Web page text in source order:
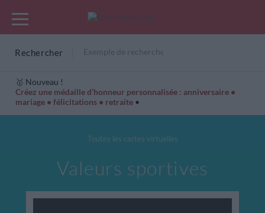
Rechercher
🥇 Nouveau !
Créez une médaille d’honneur personnalisée : anniversaire •
mariage • félicitations • retraite •
Cartes Hiver Cadeaux années de naissance
Toutes les cartes virtuelles
Valeurs sportives